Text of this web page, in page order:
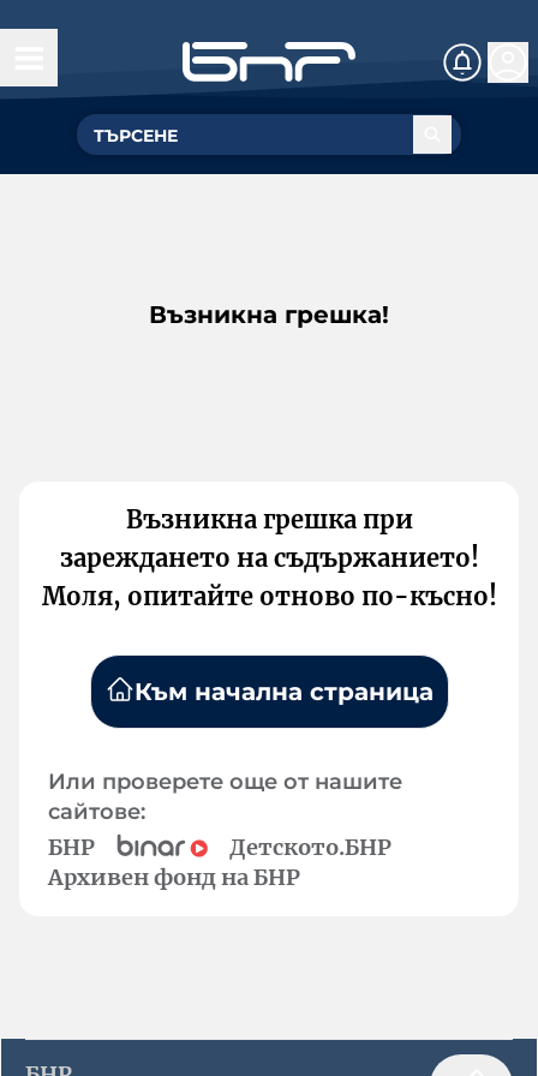
Възникна грешка!
Възникна грешка при
зареждането на съдържанието!
Моля, опитайте отново по-късно!
Към начална страница
Или проверете още от нашите
сайтове:
БНР
Детското.БНР
Архивен фонд на БНР